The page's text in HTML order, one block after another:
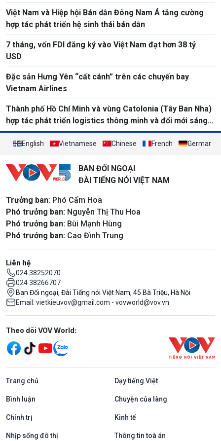
Việt Nam và Hiệp hội Bán dẫn Đông Nam Á tăng cường
hợp tác phát triển hệ sinh thái bán dẫn
7 tháng, vốn FDI đăng ký vào Việt Nam đạt hơn 38 tỷ
USD
Đặc sản Hưng Yên “cất cánh” trên các chuyến bay
Vietnam Airlines
Thành phố Hồ Chí Minh và vùng Catolonia (Tây Ban Nha)
hợp tác phát triển logistics thông minh và đổi mới sáng
tạo
English Vietnamese Chinese French German
BAN ĐỐI NGOẠI
ĐÀI TIẾNG NÓI VIỆT NAM
Trưởng ban: Phó Cẩm Hoa
Phó trưởng ban: Nguyễn Thị Thu Hoa
Phó trưởng ban: Bùi Mạnh Hùng
Phó trưởng ban: Cao Đình Trung
Liên hệ
024 38252070
024 38266707
Ban Đối ngoại, Đài Tiếng nói Việt Nam, 45 Bà Triệu, Hà Nội
Email: vietkieuvov@gmail.com - vovworld@vov.vn
Mạng xã hội
Theo dõi VOV World:
Trang chủ Dạy tiếng Việt
Bình luận Chuyện của làng
Chính trị Kinh tế
Nhịp sống đô thị Thông tin toà án